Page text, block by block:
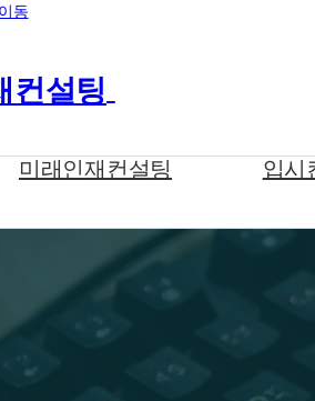
동
미래인재컨설팅 입시